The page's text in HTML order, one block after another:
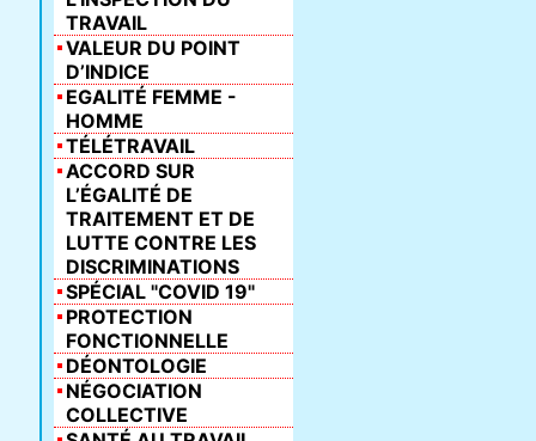
TRAVAIL
VALEUR DU POINT
D’INDICE
EGALITÉ FEMME -
HOMME
TÉLÉTRAVAIL
ACCORD SUR
L’ÉGALITÉ DE
TRAITEMENT ET DE
LUTTE CONTRE LES
DISCRIMINATIONS
SPÉCIAL "COVID 19"
PROTECTION
FONCTIONNELLE
DÉONTOLOGIE
NÉGOCIATION
COLLECTIVE